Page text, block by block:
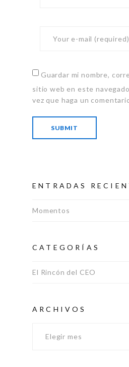
Guardar mi nombre,
sitio web en este
vez que haga un
ENTRADAS
Momentos
CATEGORÍAS
El Rincón del CEO
ARCHIVOS